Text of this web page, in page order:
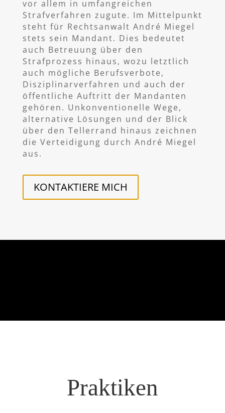
vor allem in umfangreichen
Strafverfahren zugute. Im Mittelpunkt
steht für Rechtsanwalt André Miegel
stets sein Mandant. Dies bedeutet
auch Betreuung über den
Strafprozess hinaus, wozu letztlich
auch mögliche Berufsverbote,
Disziplinarverfahren und auch der
öffentliche Auftritt der Mandanten
gehören. Unkonventionelle Wege,
alternative Lösungen und der Blick
über den Tellerrand hinaus zeichnen
die Verteidigung durch André Miegel
aus.
KONTAKTIERE MICH
Praktiken